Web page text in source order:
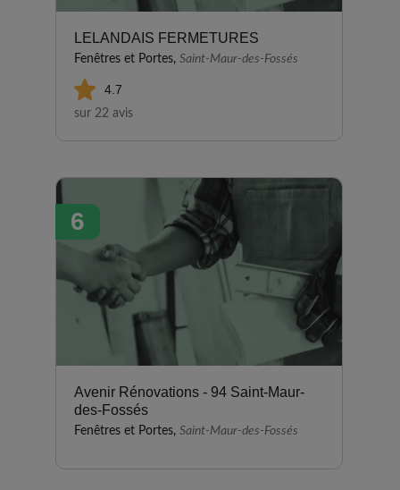
LELANDAIS FERMETURES
Fenêtres et Portes, Saint-Maur-des-Fossés
4.7
sur 22 avis
6
Avenir Rénovations - 94 Saint-Maur-
des-Fossés
Fenêtres et Portes, Saint-Maur-des-Fossés